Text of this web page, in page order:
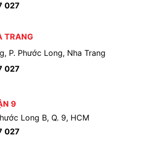
027
TRANG
P. Phước Long, Nha Trang
027
9
Long B, Q. 9, HCM
027